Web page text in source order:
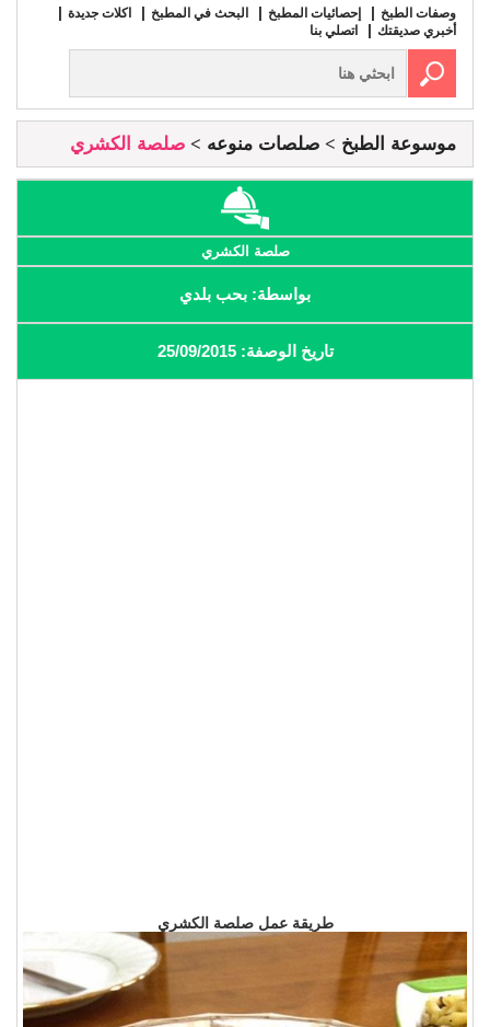
وصفات الطبخ إحصائيات المطبخ البحث في المطبخ
اكلات جديدة
أخبري صديقتك
اتصلي بنا
موسوعة الطبخ صلصات منوعه صلصة الكشري
صلصة الكشري
بواسطة: بحب بلدي
تاريخ الوصفة: 25/09/2015
طريقة عمل صلصة الكشري